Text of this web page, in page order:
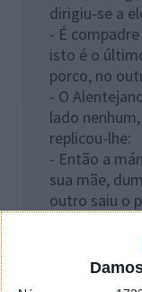
dirigiu-se a
- É
isto é o
porco, no
- O
lado
replicou-lhe:
- Então a
sua mãe,
outro saiu o